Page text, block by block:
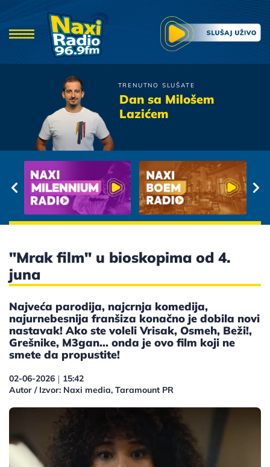
TRENUTNO SLUŠATE
Dan sa Milošem
Lazićem
Hari Mata Hari
"Mrak film" u bioskopima od 4.
juna
Najveća parodija, najcrnja komedija,
najurnebesnija franšiza konačno je dobila novi
nastavak! Ako ste voleli Vrisak, Osmeh, Beži!,
Grešnike, M3gan... onda je ovo film koji ne
smete da propustite!
02-06-2026 | 15:42
Autor / Izvor: Naxi media, Taramount PR